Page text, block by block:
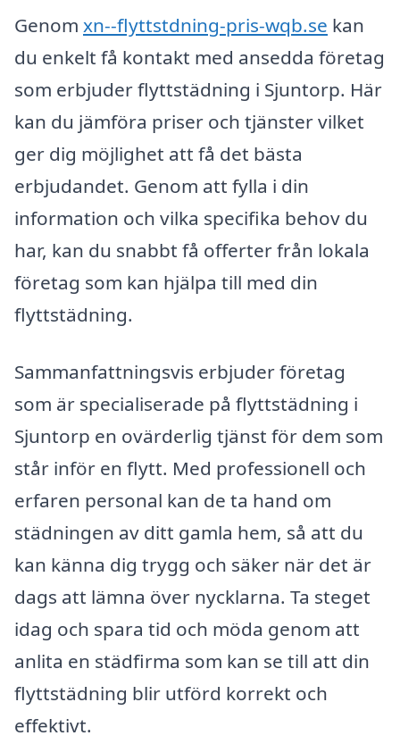
Genom xn--flyttstdning-pris-wqb.se kan
du enkelt få kontakt med ansedda företag
som erbjuder flyttstädning i Sjuntorp. Här
kan du jämföra priser och tjänster vilket
ger dig möjlighet att få det bästa
erbjudandet. Genom att fylla i din
information och vilka specifika behov du
har, kan du snabbt få offerter från lokala
företag som kan hjälpa till med din
flyttstädning.
Sammanfattningsvis erbjuder företag
som är specialiserade på flyttstädning i
Sjuntorp en ovärderlig tjänst för dem som
står inför en flytt. Med professionell och
erfaren personal kan de ta hand om
städningen av ditt gamla hem, så att du
kan känna dig trygg och säker när det är
dags att lämna över nycklarna. Ta steget
idag och spara tid och möda genom att
anlita en städfirma som kan se till att din
flyttstädning blir utförd korrekt och
effektivt.